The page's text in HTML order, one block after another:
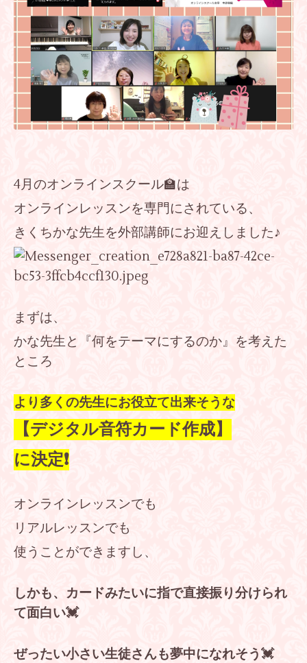
4月のオンラインスクール🏫は
オンラインレッスンを専門にされている、
きくちかな先生を外部講師にお迎えしました♪
まずは、
かな先生と『何をテーマにするのか』を考えた
ところ
より多くの先生にお役立て出来そうな
【デジタル音符カード作成】
に決定❗
オンラインレッスンでも
リアルレッスンでも
使うことができますし、
しかも、カードみたいに指で直接振り分けられ
て面白い💓
ぜったい小さい生徒さんも夢中になれそう💓